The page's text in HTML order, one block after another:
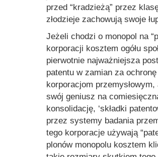
przed “kradzieżą” przez
złodzieje zachowują swoje
Jeżeli chodzi o monopol na
korporacji kosztem ogółu
pierwotnie najważniejsza
patentu w zamian za
korporacjom
swój geniusz na
konsolidację, ‘składki
przez systemy badania
tego korporacje używają
plonów monopolu kosztem